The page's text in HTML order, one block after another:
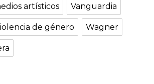
artísticos Vanguardia
de género Wagner